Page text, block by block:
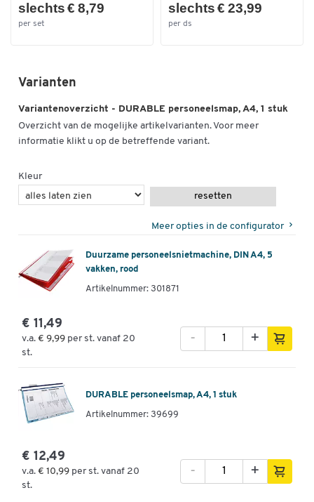
slechts € 8,79
per set
slechts € 23,99
per ds
Varianten
Variantenoverzicht - DURABLE personeelsmap, A4, 1 stuk
Overzicht van de mogelijke artikelvarianten. Voor meer
informatie klikt u op de betreffende variant.
Kleur
resetten
Meer opties in de configurator
Duurzame personeelsnietmachine, DIN A4, 5
vakken, rood
Artikelnummer: 301871
€ 11,49
v.a. € 9,99 per st. vanaf 20
st.
+
-
DURABLE personeelsmap, A4, 1 stuk
Artikelnummer: 39699
€ 12,49
v.a. € 10,99 per st. vanaf 20
st.
+
-